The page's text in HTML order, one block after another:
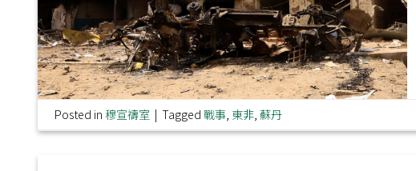
Posted in穆宣禱室 | Tagged戰事 東非 ,蘇丹